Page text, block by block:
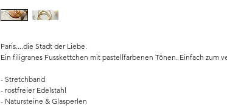
Paris....die Stadt der Liebe.
Ein filigranes Fusskettchen mit pastellfarbenen Tönen. Einfach zum
- Stretchband
- rostfreier Edelstahl
- Natursteine & Glasperlen